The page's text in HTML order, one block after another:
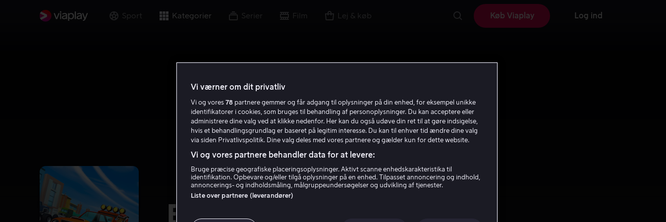
Sport Kategorier Serier Film Lej & køb Køb Viaplay Log ind
Blaze og
Vi værner om dit privatliv
Vi og vores 78 partnere gemmer og får adgang til oplysninger på din enhed, for eksempel unikke
identifikatorer i cookies, som bruges til behandling af personoplysninger. Du kan acceptere eller
administrere dine valg ved at klikke nedenfor. Her kan du også udøve din ret til at gøre indsigelse,
hvis et behandlingsgrundlag er baseret på legitim interesse. Du kan til enhver tid ændre dine valg
via siden Privatlivspolitik. Dine valg deles med vores partnere og gælder kun for dette website.
Vi og vores partnere behandler data for at levere:
Bruge præcise geografiske placeringsoplysninger. Aktivt scanne enhedskarakteristika til
identifikation. Opbevare og/eller tilgå oplysninger på en enhed. Tilpasset annoncering og indhold,
annoncerings- og indholdsmåling, målgruppeundersøgelser og udvikling af tjenester.
Liste over partnere (leverandører)